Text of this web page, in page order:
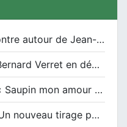
Une rencontre autour de Jean-Claude Suaudeau
Bernard Verret en dédicaces le samedi 13 décembre à l’Espace Culturel Atlantis
« Saupin mon amour » au salon du livre de Trentemoult
Un nouveau tirage pour le Docu-BD